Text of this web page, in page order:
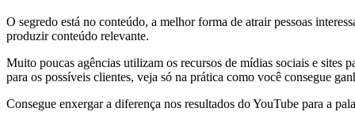
O segredo está no conteúdo, a melhor forma de atrair pessoas
produzir conteúdo relevante.
Muito poucas agências utilizam os recursos de mídias sociais e sites
para os possíveis clientes, veja só na prática como você consegue
Consegue enxergar a diferença nos resultados do YouTube para a